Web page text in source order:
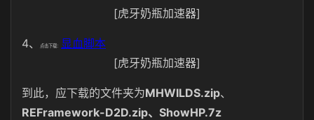
[虎牙奶瓶加速器]
4、 点击下载：
显血脚本
[虎牙奶瓶加速器]
到此，应下载的文件夹为MHWILDS.zip、
REFramework-D2D.zip、ShowHP.7z